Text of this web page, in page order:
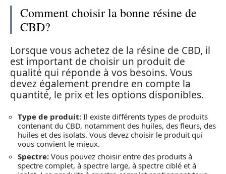
Comment choisir la bonne résine de
CBD?
Lorsque vous achetez de la résine de CBD, il
est important de choisir un produit de
qualité qui réponde à vos besoins. Vous
devez également prendre en compte la
quantité, le prix et les options disponibles.
Type de produit: Il existe différents types de produits
contenant du CBD, notamment des huiles, des fleurs, des
huiles et des isolats. Vous devez choisir le produit qui
vous convient le mieux.
Spectre: Vous pouvez choisir entre des produits à
spectre complet, à spectre large, à spectre ciblé et à